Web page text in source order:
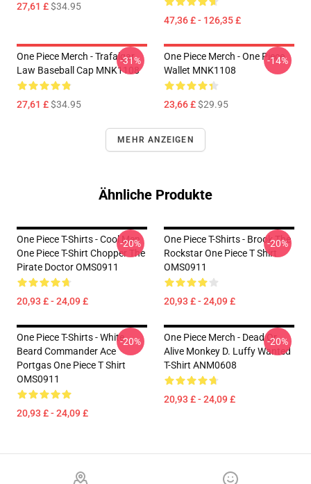
27,61 £$34.95
47,36 £ - 126,35 £
One Piece Merch - Trafalgar
Law Baseball Cap MNK1108
27,61 £$34.95
-31%
One Piece Merch - One Piece
Wallet MNK1108
23,66 £$29.95
-14%
MEHR ANZEIGEN
Ähnliche Produkte
One Piece T-Shirts - Cool Men
One Piece T-Shirt Chopper The
Pirate Doctor OMS0911
20,93 £ - 24,09 £
-20%
One Piece T-Shirts - Brook The
Rockstar One Piece T Shirt
OMS0911
20,93 £ - 24,09 £
-20%
One Piece T-Shirts - White
Beard Commander Ace
Portgas One Piece T Shirt
OMS0911
20,93 £ - 24,09 £
-20%
One Piece Merch - Dead Or
Alive Monkey D. Luffy Wanted
T-Shirt ANM0608
20,93 £ - 24,09 £
-20%